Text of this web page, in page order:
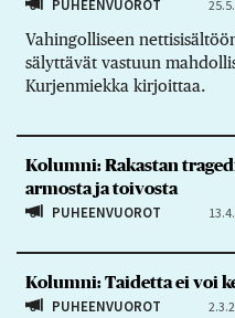
PUHEENVUOROT
Vahingolliseen
sälyttävät vastuun
Kurjenmiekka kirjoittaa.
Kolumni: Rakastan
armosta ja toivosta
PUHEENVUOROT
Kolumni: Taidetta ei voi
PUHEENVUOROT